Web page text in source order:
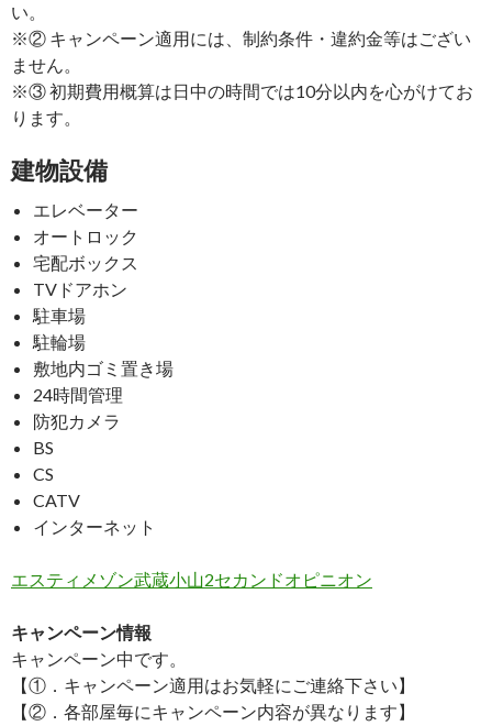
い。
※② キャンペーン適用には、制約条件・違約金等はござい
ません。
※③ 初期費用概算は日中の時間では10分以内を心がけてお
ります。
建物設備
エレベーター
オートロック
宅配ボックス
TVドアホン
駐車場
駐輪場
敷地内ゴミ置き場
24時間管理
防犯カメラ
BS
CS
CATV
インターネット
エスティメゾン武蔵小山2セカンドオピニオン
キャンペーン情報
キャンペーン中です。
【①．キャンペーン適用はお気軽にご連絡下さい】
【②．各部屋毎にキャンペーン内容が異なります】